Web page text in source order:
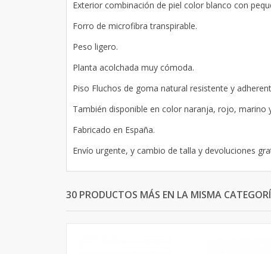
Exterior combinación de piel color blanco con
Forro de microfibra transpirable.
Peso ligero.
Planta acolchada muy cómoda.
Piso Fluchos de goma natural resistente y
También disponible en color naranja, rojo, marino
Fabricado en España.
Envío urgente, y cambio de talla y devoluciones
30 PRODUCTOS MÁS EN LA MISMA